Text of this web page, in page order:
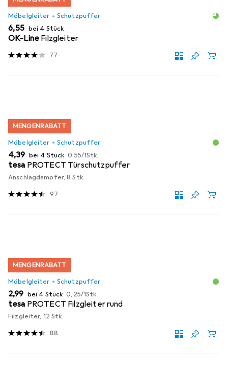
Möbelgleiter + Schutzpuffer
EUR
6,55 bei 4 Stück
OK-Line Filzgleiter
77
MENGENRABATT
Möbelgleiter + Schutzpuffer
EUR
4,39 bei 4 Stück EUR
0,55/1Stk.
tesa PROTECT Türschutzpuffer
Anschlagdämpfer, 8 Stk.
97
MENGENRABATT
Möbelgleiter + Schutzpuffer
EUR
2,99 bei 4 Stück EUR
0,25/1Stk.
tesa PROTECT Filzgleiter rund
Filzgleiter, 12 Stk.
88